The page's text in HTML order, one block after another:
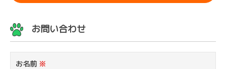
お問い合わせ
お名前 ※